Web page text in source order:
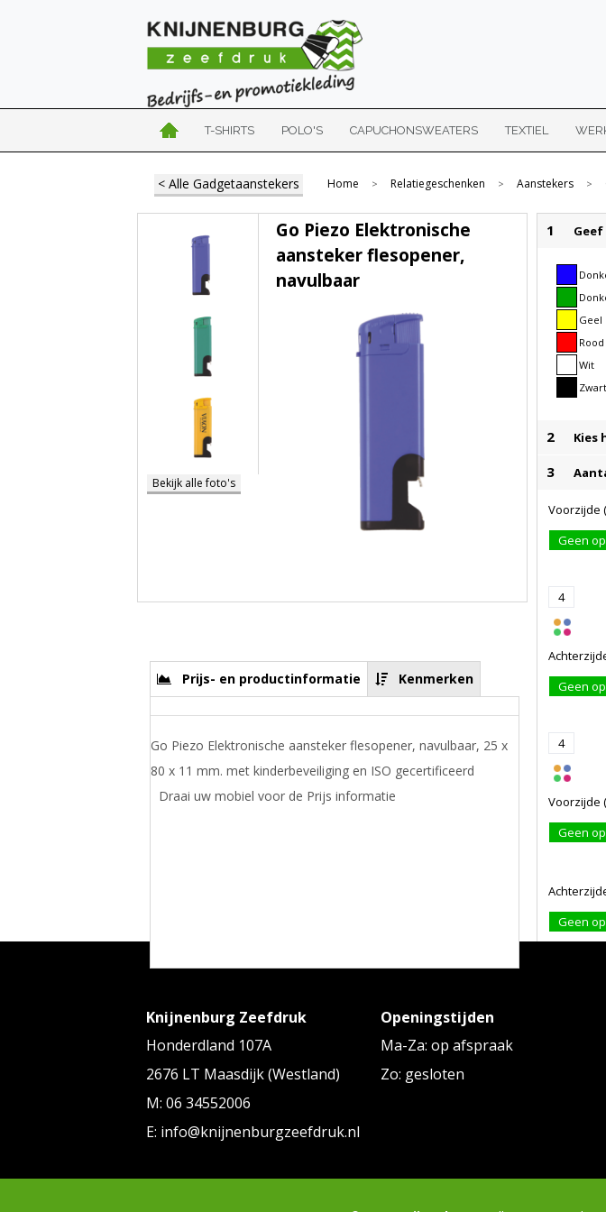
T-SHIRTS POLO'S CAPUCHONSWEATERS TEXTIEL
< Alle Gadgetaanstekers Home > Relatiegeschenken > Aanstekers >
1
Geel
Rood
Wit
Zwart
2 Kies
3
Voorzijde
Geen
4
Geen
4
Voorzijde
Geen
Geen
Bekijk alle foto's
Go Piezo Elektronische
aansteker flesopener,
navulbaar
Prijs- en productinformatie Kenmerken
Go Piezo Elektronische aansteker flesopener, navulbaar, 25 x
80 x 11 mm. met kinderbeveiliging en ISO gecertificeerd
Draai uw mobiel voor de Prijs informatie
Knijnenburg Zeefdruk
Honderdland 107A
2676 LT Maasdijk (Westland)
M: 06 34552006
E: info@knijnenburgzeefdruk.nl
Openingstijden
Ma-Za: op afspraak
Zo: gesloten